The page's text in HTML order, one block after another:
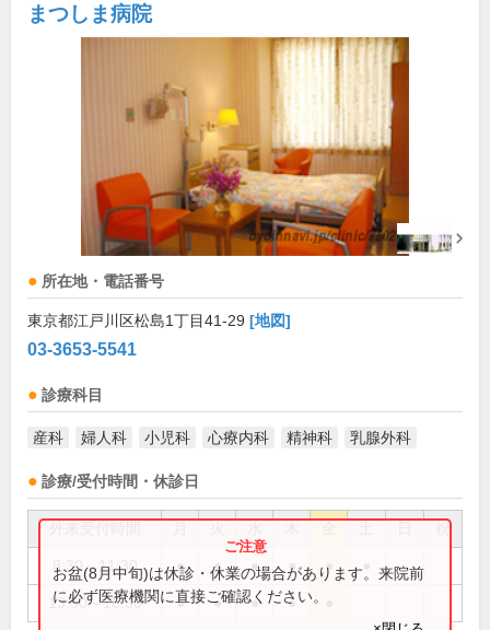
まつしま病院
所在地・電話番号
東京都江戸川区松島1丁目41-29 [地図]
03-3653-5541
診療科目
産科 婦人科 小児科 心療内科 精神科 乳腺外科
診療/受付時間・休診日
祝
8:30～11:30 ● ● ● ● ●
13:30～16:30 ● ● ● ●
お盆(8月中旬)は休診・休業の場合があります。来院前
に必ず医療機関に直接ご確認ください。